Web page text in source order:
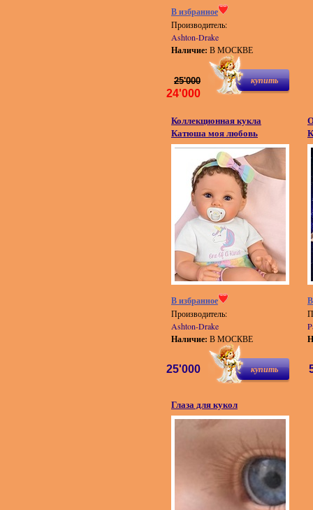
В избранное
Производитель:
Ashton-Drake
Наличие: В МОСКВЕ
купить
25'000
24'000
Коллекционная кукла
Катюша моя любовь
В избранное
Производитель:
Ashton-Drake
Наличие: В МОСКВЕ
купить
25'000
Глаза для кукол